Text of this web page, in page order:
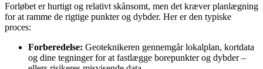
Forløbet er hurtigt og relativt skånsomt, men det kræver planlægning
for at ramme de rigtige punkter og dybder. Her er den typiske
proces:
Forberedelse: Geoteknikeren gennemgår lokalplan, kortdata
og dine tegninger for at fastlægge borepunkter og dybder –